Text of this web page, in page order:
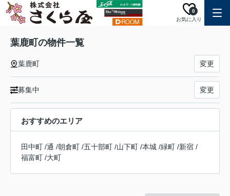
お気に入り
0
葉鹿町の物件一覧
葉鹿町 変更
募集中 変更
おすすめのエリア
田中町 /通 /朝倉町 /五十部町 /山下町 /本城 /緑町 /新宿 /
福富町 /大町